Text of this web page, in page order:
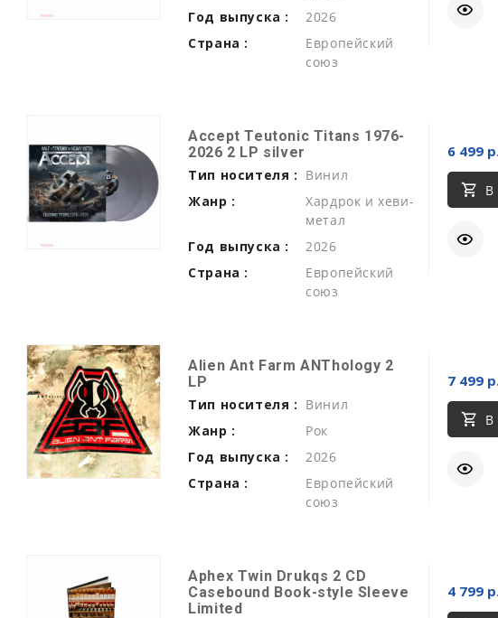
Год выпуска :
2026
Страна :
Европейский
союз
Accept Teutonic Titans 1976-
2026 2 LP silver
Тип носителя : Винил
Жанр :
Хардрок и хеви-
метал
Год выпуска :
2026
Страна :
Европейский
союз
6 499
В
Alien Ant Farm ANThology 2
LP
Тип носителя : Винил
Жанр :
Рок
Год выпуска :
2026
Страна :
Европейский
союз
7 499
В
Aphex Twin Drukqs 2 CD
Casebound Book-style Sleeve
Limited
4 799